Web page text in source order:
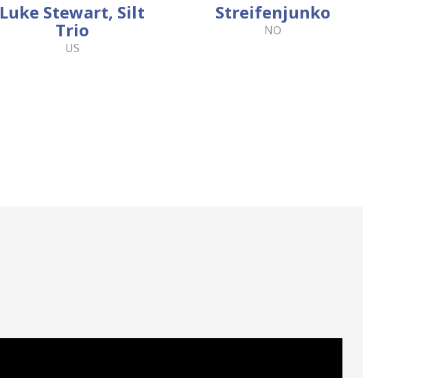
Luke Stewart, Silt
Trio
US
Streifenjunko
NO